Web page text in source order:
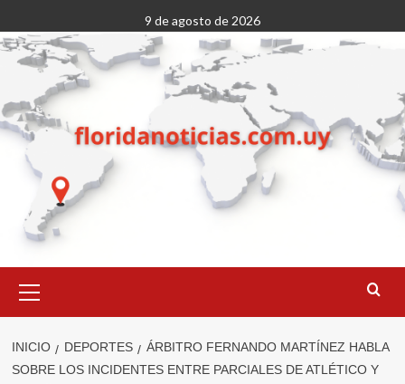
al
contenido
9 de agosto de 2026
primario
INICIO DEPORTES
ÁRBITRO FERNANDO MARTÍNEZ HABLA
SOBRE LOS INCIDENTES ENTRE PARCIALES DE ATLÉTICO Y